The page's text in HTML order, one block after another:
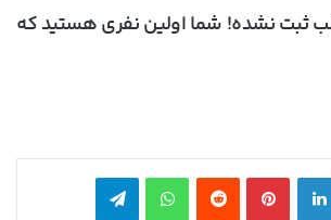
ثبت نشده! شما اولین نفری هستید که
لینکدین ‫پین‌ترست‫رددیت واتس آپ تلگرام